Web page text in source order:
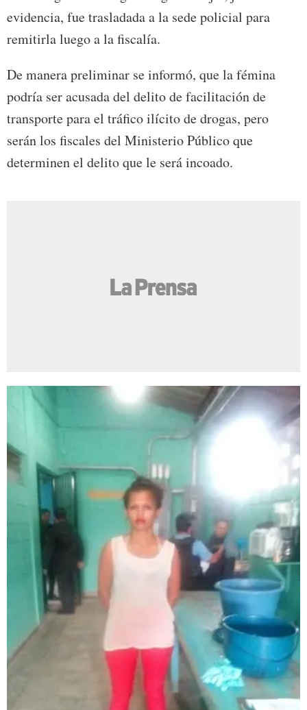
evidencia, fue trasladada a la sede policial para
remitirla luego a la fiscalía.
De manera preliminar se informó, que la fémina
podría ser acusada del delito de facilitación de
transporte para el tráfico ilícito de drogas, pero
serán los fiscales del Ministerio Público que
determinen el delito que le será incoado.